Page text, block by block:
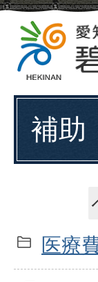
補助
医療